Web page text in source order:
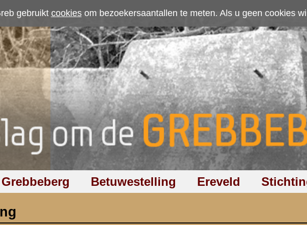
om bezoekersaantallen te meten. Als u geen cookies wilt toestaan kunt u hier klikken Accepteer cookies
Ereveld Stichting Discussiegroep Zoeken